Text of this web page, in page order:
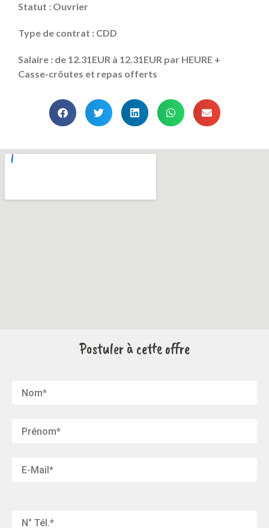
Statut : Ouvrier
Type de contrat : CDD
Salaire : de 12.31EUR à 12.31EUR par HEURE +
Casse-crôutes et repas offerts
Postuler à cette offre